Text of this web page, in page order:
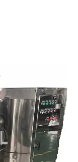
Bu tip toz
yüksək
struktur və
40%-50%-i
99%-ə, həcm
bilən 5-50L